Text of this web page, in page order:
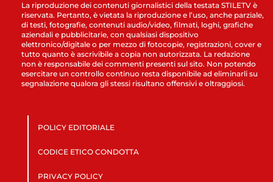
La riproduzione dei contenuti giornalistici della testata STILETV è
riservata. Pertanto, è vietata la riproduzione e l’uso, anche parziale,
di testi, fotografie, contenuti audio/video, filmati, loghi, grafiche
aziendali e pubblicitarie, con qualsiasi dispositivo
elettronico/digitale o per mezzo di fotocopie, registrazioni, cover e
tutto quanto è ascrivibile a copia non autorizzata. La redazione
non è responsabile dei commenti presenti sul sito. Non potendo
esercitare un controllo continuo resta disponibile ad eliminarli su
segnalazione qualora gli stessi risultano offensivi e oltraggiosi.
POLICY EDITORIALE
CODICE ETICO CONDOTTA
PRIVACY POLICY